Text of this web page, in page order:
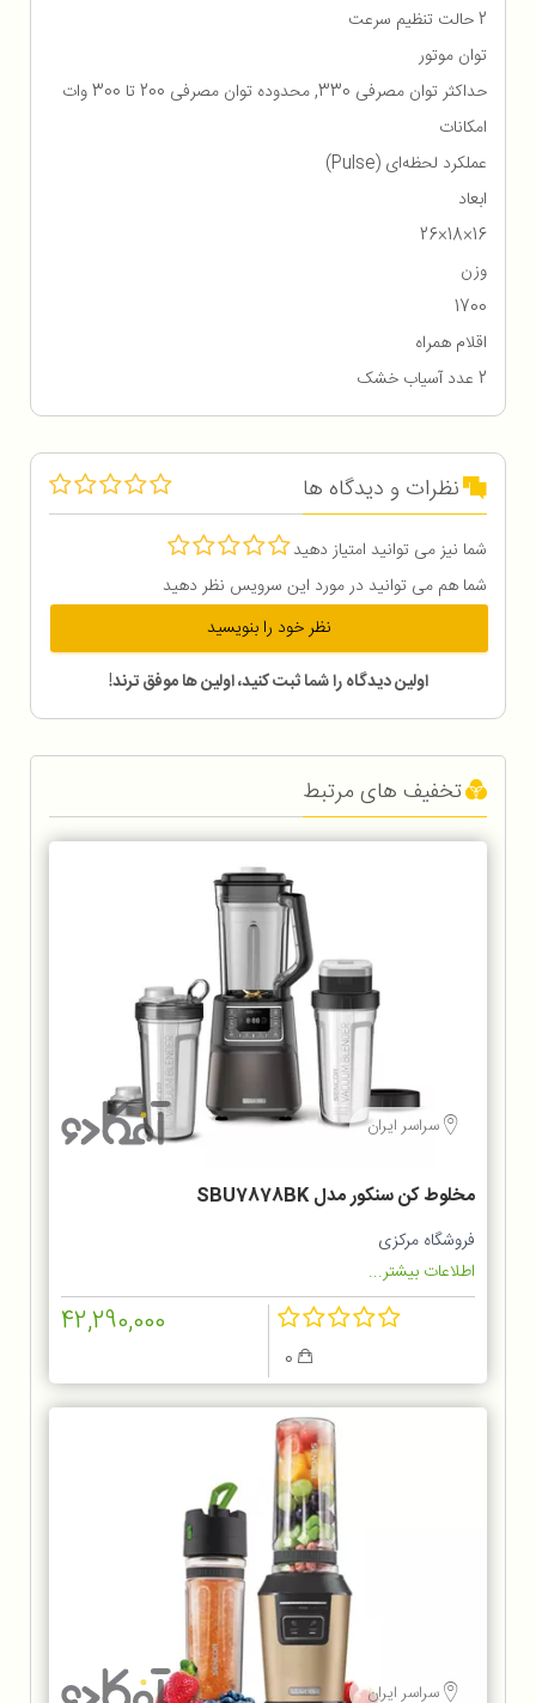
2 حالت تنظیم سرعت
توان موتور
حداکثر توان مصرفی 330, محدوده توان مصرفی 200 تا 300 وات
امکانات
عملکرد لحظه‌ای (Pulse)
ابعاد
16×18×26
وزن
1700
اقلام همراه
2 عدد آسیاب خشک
نظرات و دیدگاه ها
شما نیز می توانید امتیاز دهید
شما هم می توانید در مورد این سرویس نظر دهید
نظر خود را بنویسید
اولین دیدگاه را شما ثبت کنید، اولین ها موفق ترند!
تخفیف های مرتبط
سراسر ایران
مخلوط‌ کن سنکور مدل SBU7878BK
فروشگاه مرکزی
اطلاعات بیشتر...
42,290,000
سراسر ایران